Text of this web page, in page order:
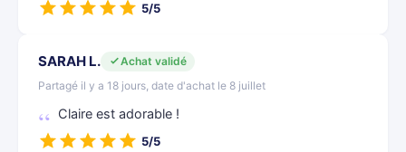
5/5
SARAH L.
Achat validé
Partagé il y a 18 jours, date d'achat le 8 juillet
Claire est adorable !
5/5